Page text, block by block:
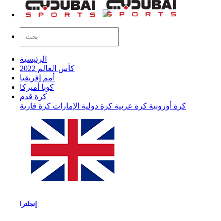
الرئيسية
كأس العالم 2022
أمم إفريقيا
كوبا أميركا
كرة قدم
كرة أوروبية كرة عربية كرة دولية الإمارات كرة قارية
إنجلترا